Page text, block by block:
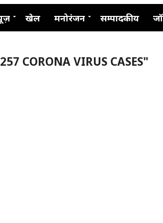
खेल मनोरंजन सम्पादकीय
CORONA VIRUS CASES"